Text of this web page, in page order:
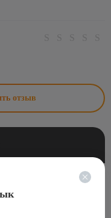
отзыв
за 62 секунды